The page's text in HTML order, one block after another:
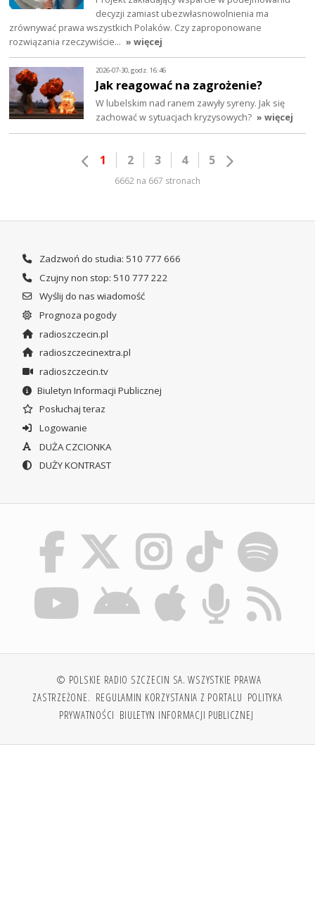
decyzji zamiast ubezwłasnowolnienia ma
zrównywać prawa wszystkich Polaków. Czy zaproponowane
rozwiązania rzeczywiście… » więcej
2026-07-30, godz. 16:46
Jak reagować na zagrożenie?
W lubelskim nad ranem zawyły syreny. Jak się
zachować w sytuacjach kryzysowych? » więcej
1 2 3 4 5
6662 na 667 stronach
Zadzwoń do studia: 510 777 666
Czujny non stop: 510 777 222
Wyślij do nas wiadomość
Prognoza pogody
radioszczecin.pl
radioszczecinextra.pl
radioszczecin.tv
Biuletyn Informacji Publicznej
Posłuchaj teraz
Logowanie
DUŻA CZCIONKA
DUŻY KONTRAST
© POLSKIE RADIO SZCZECIN SA. WSZYSTKIE PRAWA
ZASTRZEŻONE. REGULAMIN KORZYSTANIA Z PORTALU POLITYKA
PRYWATNOŚCI BIULETYN INFORMACJI PUBLICZNEJ